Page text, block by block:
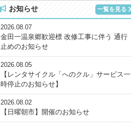
お知らせ 一覧を見る
2026.08.07
金田一温泉郷歓迎標 改修工事に伴う 通行
止めのお知らせ
2026.08.05
【レンタサイクル「へのクル」サービス一
時停止のお知らせ】
2026.08.02
【日曜朝市】開催のお知らせ